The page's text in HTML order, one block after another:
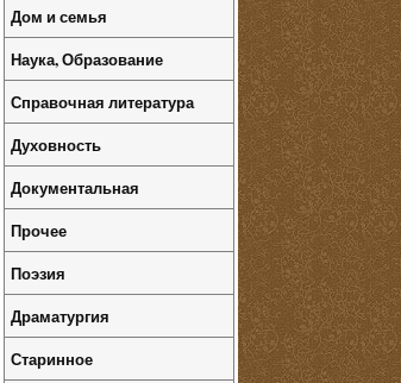
Дом и семья
Наука, Образование
Справочная литература
Духовность
Документальная
Прочее
Поэзия
Драматургия
Старинное